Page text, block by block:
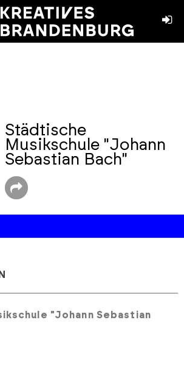
Städtische
Musikschule "Johann
Sebastian Bach"
"Johann Sebastian